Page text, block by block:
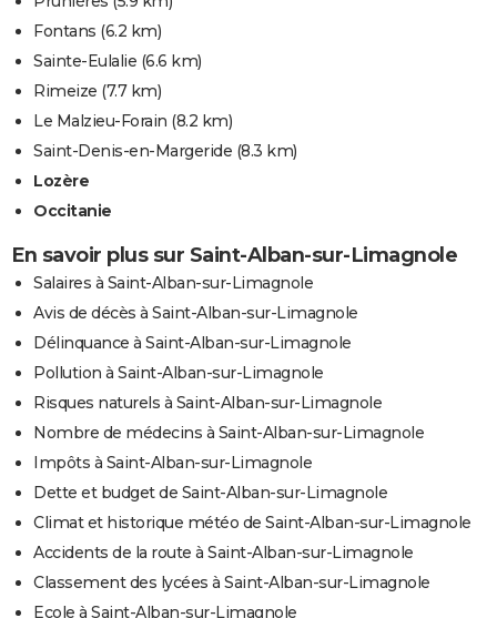
Fontans (6.2 km)
Sainte-Eulalie (6.6 km)
Rimeize (7.7 km)
Le Malzieu-Forain (8.2 km)
Saint-Denis-en-Margeride (8.3 km)
Lozère
Occitanie
En savoir plus sur Saint-Alban-sur-Limagnole
Salaires à Saint-Alban-sur-Limagnole
Avis de décès à Saint-Alban-sur-Limagnole
Délinquance à Saint-Alban-sur-Limagnole
Pollution à Saint-Alban-sur-Limagnole
Risques naturels à Saint-Alban-sur-Limagnole
Nombre de médecins à Saint-Alban-sur-Limagnole
Impôts à Saint-Alban-sur-Limagnole
Dette et budget de Saint-Alban-sur-Limagnole
Climat et historique météo de Saint-Alban-sur-Limagnole
Accidents de la route à Saint-Alban-sur-Limagnole
Classement des lycées à Saint-Alban-sur-Limagnole
Ecole à Saint-Alban-sur-Limagnole